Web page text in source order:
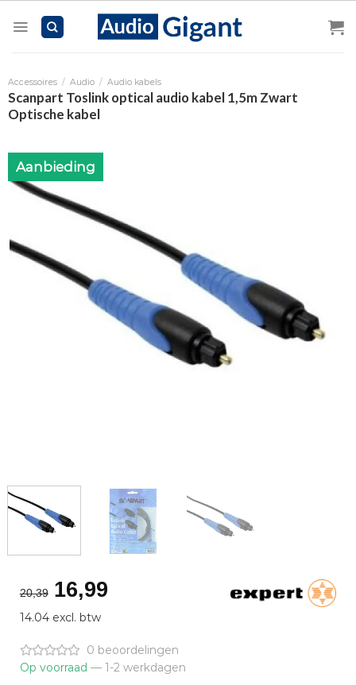
Accessoires / Audio / Audio kabels
Scanpart Toslink optical audio kabel 1,5m Zwart
Optische kabel
Aanbieding
20,39 Oorspronkelijke
prijs
was:
€20,39.
16,99Huidige
€16,99.
14.04 excl. btw
0 beoordelingen
Op voorraad — 1-2 werkdagen